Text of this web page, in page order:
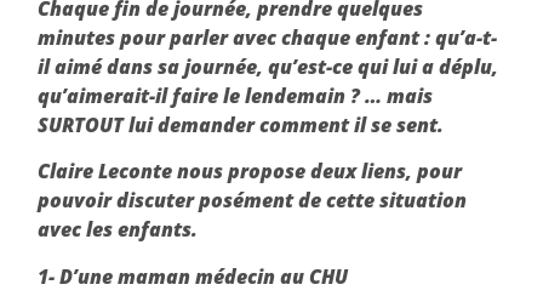
Chaque fin de journée, prendre quelques
minutes pour parler avec chaque enfant : qu’a-t-
il aimé dans sa journée, qu’est-ce qui lui a déplu,
qu’aimerait-il faire le lendemain ? … mais
SURTOUT lui demander comment il se sent.
Claire Leconte nous propose deux liens, pour
pouvoir discuter posément de cette situation
avec les enfants.
1- D’une maman médecin au CHU